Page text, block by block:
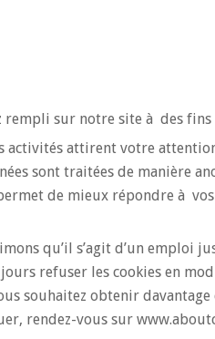
sur notre site à des fins
attirent votre
sont traitées de manière
de mieux répondre à vos
qu’il s’agit d’un emploi
refuser les cookies en
souhaitez obtenir
rendez-vous sur